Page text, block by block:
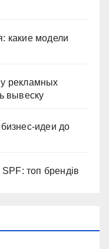
какие модели
рекламных
вывеску
идеи до
SPF: топ брендів